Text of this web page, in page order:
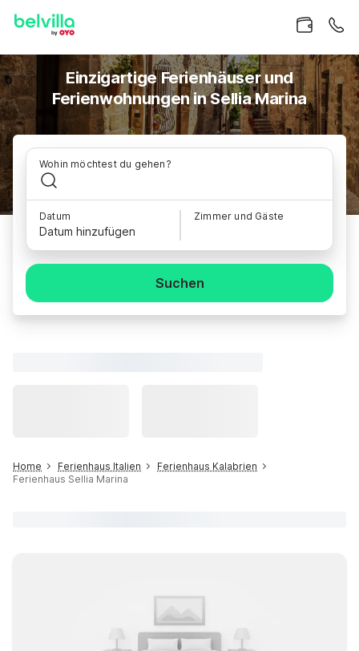
Einzigartige Ferienhäuser und
Ferienwohnungen in Sellia Marina
Wohin möchtest du gehen?
Datum
Datum hinzufügen
Zimmer und Gäste
Suchen
Home Ferienhaus Italien
Ferienhaus Kalabrien
Ferienhaus Sellia Marina